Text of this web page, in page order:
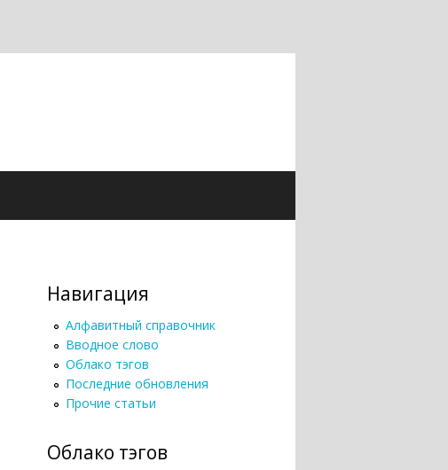
Навигация
Алфавитный справочник
Вводное слово
Облако тэгов
Последние обновления
Прочие статьи
Облако тэгов